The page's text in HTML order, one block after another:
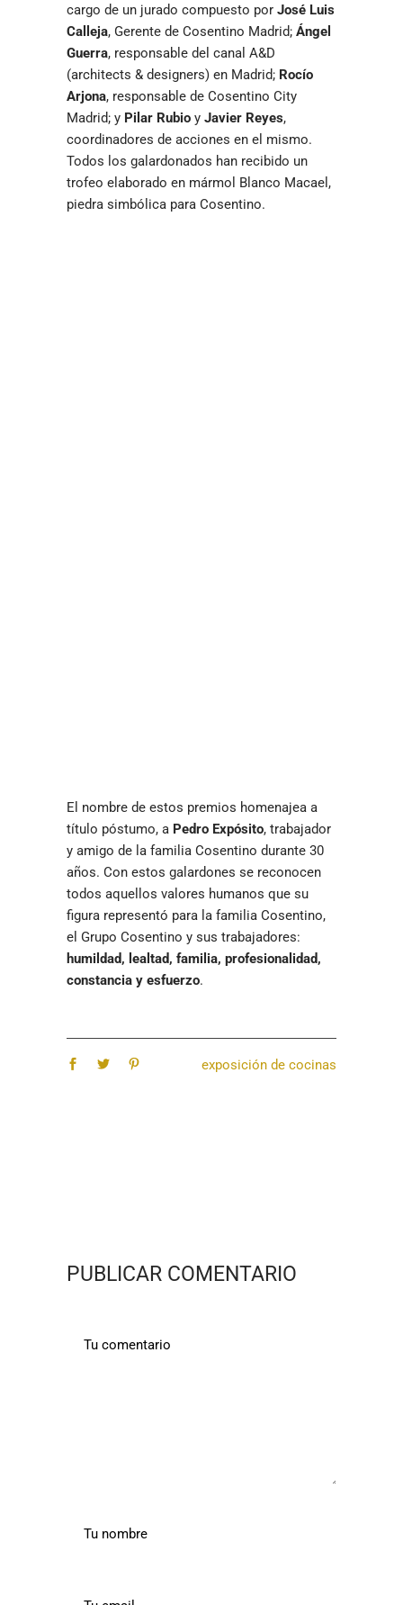
cargo de un jurado compuesto por José Luis
Calleja, Gerente de Cosentino Madrid; Ángel
Guerra, responsable del canal A&D
(architects & designers) en Madrid; Rocío
Arjona, responsable de Cosentino City
Madrid; y Pilar Rubio y Javier Reyes,
coordinadores de acciones en el mismo.
Todos los galardonados han recibido un
trofeo elaborado en mármol Blanco Macael,
piedra simbólica para Cosentino.
El nombre de estos premios homenajea a
título póstumo, a Pedro Expósito, trabajador
y amigo de la familia Cosentino durante 30
años. Con estos galardones se reconocen
todos aquellos valores humanos que su
figura representó para la familia Cosentino,
el Grupo Cosentino y sus trabajadores:
humildad, lealtad, familia, profesionalidad,
constancia y esfuerzo.
exposición de cocinas
PUBLICAR COMENTARIO